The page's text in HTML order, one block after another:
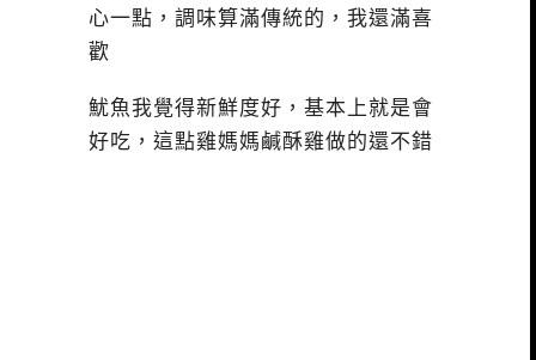
心一點，調味算滿傳統的，我還滿喜
歡
魷魚我覺得新鮮度好，基本上就是會
好吃，這點雞媽媽鹹酥雞做的還不錯